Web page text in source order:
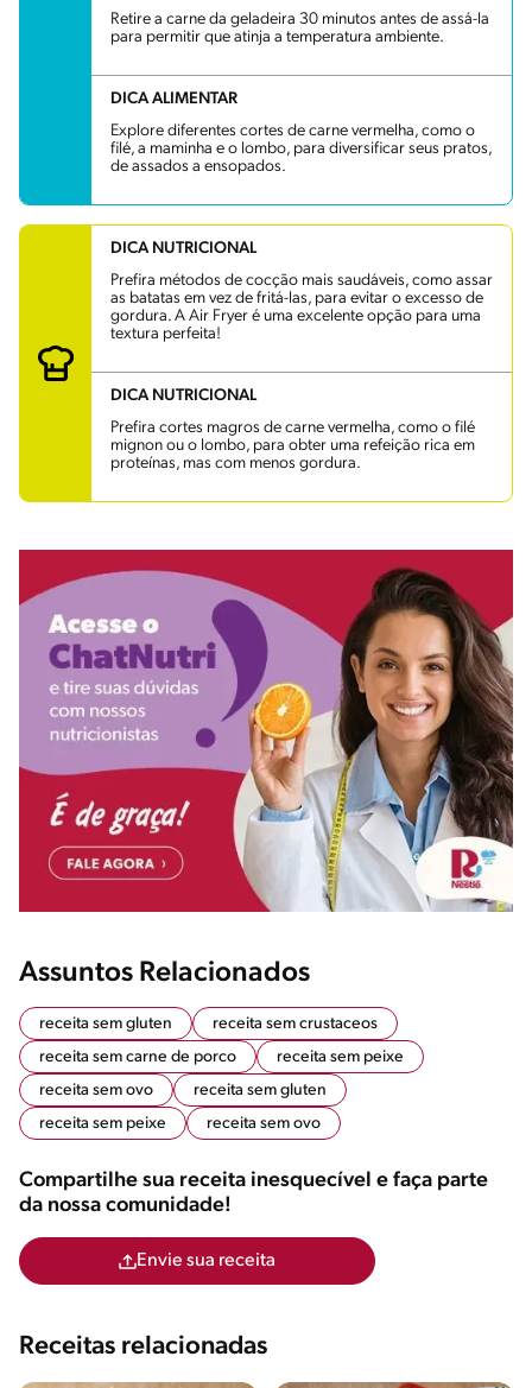
Retire a carne da geladeira 30 minutos antes de assá-la
para permitir que atinja a temperatura ambiente.
DICA ALIMENTAR
Explore diferentes cortes de carne vermelha, como o
filé, a maminha e o lombo, para diversificar seus pratos,
de assados a ensopados.
DICA NUTRICIONAL
Prefira métodos de cocção mais saudáveis, como assar
as batatas em vez de fritá-las, para evitar o excesso de
gordura. A Air Fryer é uma excelente opção para uma
textura perfeita!
DICA NUTRICIONAL
Prefira cortes magros de carne vermelha, como o filé
mignon ou o lombo, para obter uma refeição rica em
proteínas, mas com menos gordura.
Assuntos Relacionados
receita sem gluten
receita sem crustaceos
receita sem carne de porco
receita sem peixe
receita sem ovo
receita sem gluten
receita sem peixe
receita sem ovo
Compartilhe sua receita inesquecível e faça parte
da nossa comunidade!
Envie sua receita
Receitas relacionadas